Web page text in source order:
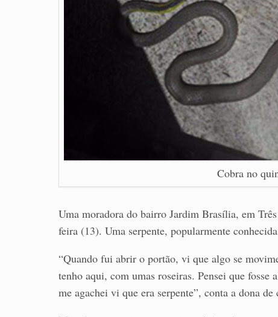
Cobra no
Uma moradora do bairro Jardim Brasília, em
feira (13). Uma serpente, popularmente
“Quando fui abrir o portão, vi que algo se
tenho aqui, com umas roseiras. Pensei que
me agachei vi que era serpente”, conta a dona de